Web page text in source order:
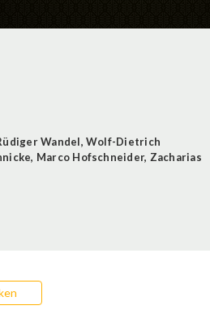
Wandel,Wolf-Dietrich
, Marco Hofschneider, Zacharias